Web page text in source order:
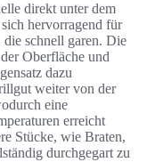
direkt unter dem
hervorragend für
die schnell garen. Die
Oberfläche und
dazu
weiter von der
eine
erreicht
Stücke, wie Braten,
durchgegart zu